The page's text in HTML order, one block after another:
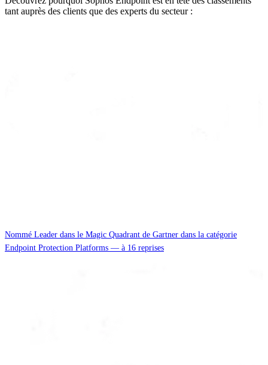
tant auprès des clients que des experts du secteur :
Nommé Leader dans le Magic Quadrant de Gartner dans la catégorie
Endpoint Protection Platforms — à 16 reprises